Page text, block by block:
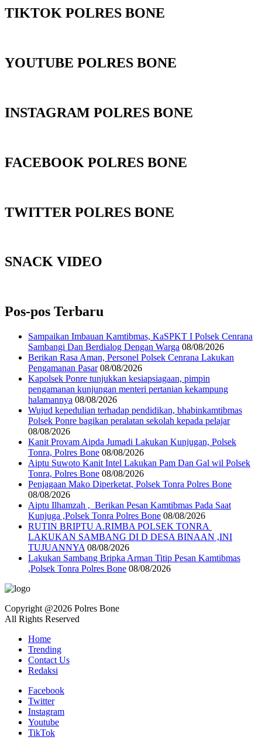
TIKTOK POLRES BONE
YOUTUBE POLRES BONE
INSTAGRAM POLRES BONE
FACEBOOK POLRES BONE
TWITTER POLRES BONE
SNACK VIDEO
Pos-pos Terbaru
‎Sampaikan Imbauan Kamtibmas, KaSPKT I Polsek Cenrana
Sambangi Dan Berdialog Dengan Warga 08/08/2026
‎Berikan Rasa Aman, Personel Polsek Cenrana Lakukan
Pengamanan Pasar 08/08/2026
Kapolsek Ponre tunjukkan kesiapsiagaan, pimpin
pengamanan kunjungan menteri pertanian kekampung
halamannya 08/08/2026
Wujud kepedulian terhadap pendidikan, bhabinkamtibmas
Polsek Ponre bagikan peralatan sekolah kepada pelajar
08/08/2026
Kanit Provam Aipda Jumadi Lakukan Kunjugan, Polsek
Tonra, Polres Bone 08/08/2026
Aiptu Suwoto Kanit Intel Lakukan Pam Dan Gal wil Polsek
Tonra, Polres Bone 08/08/2026
Penjagaan Mako Diperketat, Polsek Tonra Polres Bone
08/08/2026
Aiptu Ilhamzah , Berikan Pesan Kamtibmas Pada Saat
Kunjuga ,Polsek Tonra Polres Bone 08/08/2026
RUTIN BRIPTU A.RIMBA POLSEK TONRA
LAKUKAN SAMBANG DI D DESA BINAAN ,INI
TUJUANNYA 08/08/2026
Lakukan Sambang Bripka Arman Titip Pesan Kamtibmas
,Polsek Tonra Polres Bone 08/08/2026
Copyright @2026 Polres Bone
All Rights Reserved
Home
Trending
Contact Us
Redaksi
Facebook
Twitter
Instagram
Youtube
TikTok